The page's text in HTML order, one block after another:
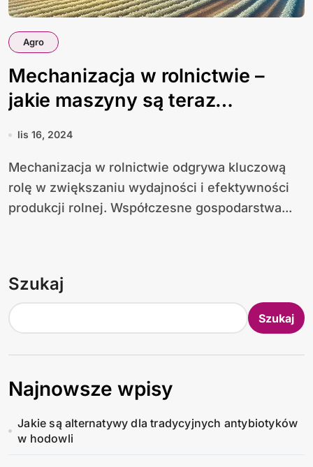
Agro
Mechanizacja w rolnictwie –
jakie maszyny są teraz
najbardziej popularne?
lis 16, 2024
Mechanizacja w rolnictwie odgrywa kluczową
rolę w zwiększaniu wydajności i efektywności
produkcji rolnej. Współczesne gospodarstwa...
Szukaj
Szukaj
Najnowsze wpisy
Jakie są alternatywy dla tradycyjnych antybiotyków
w hodowli